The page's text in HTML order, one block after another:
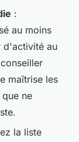
:
au moins
d'activité au
maîtrise les
ne
la liste